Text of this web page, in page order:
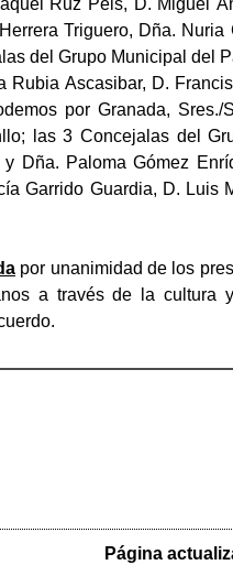
Triguero, Dña.
del Grupo Municipal del
Ascasibar, D.
por Granada,
las 3 Concejalas del
Dña. Paloma Gómez
Garrido Guardia, D. Luis
por unanimidad de los
a través de la cultura
Página